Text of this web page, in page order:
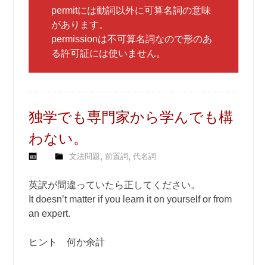
permitには動詞以外に可算名詞の意味
があります。
permissionは不可算名詞なので形のあ
る許可証には使いません。
独学でも専門家から学んでも構
わない。
文法問題,前置詞 ,代名詞
英訳が間違っていたら正してください。
It doesn’t matter if you learn it on yourself or from
an expert.
ヒント 何か余計